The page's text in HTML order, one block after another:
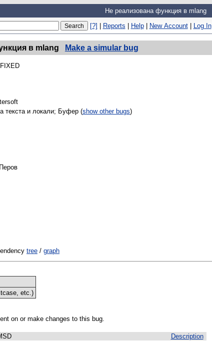
Не реализована функция в mlang
[?] | Reports | Help | New Account | Log In
в mlang Make a simular bug
текста и локали; Буфер (show other bugs)
tree / graph
etc.)
on or make changes to this bug.
Description